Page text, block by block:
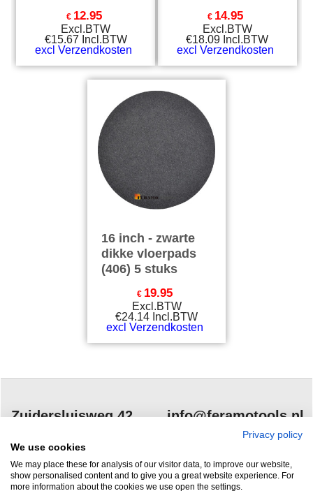
€ 12.95
Excl.BTW
€15.67 Incl.BTW
excl Verzendkosten
€ 14.95
Excl.BTW
€18.09 Incl.BTW
excl Verzendkosten
16 inch - zwarte
dikke vloerpads
(406) 5 stuks
€ 19.95
Excl.BTW
€24.14 Incl.BTW
excl Verzendkosten
Zuidersluisweg 42
8243 RC Lelystad
Nederland
info@feramotools.nl
Tel: +31(0)320
253161
Privacy policy
We use cookies
We may place these for analysis of our visitor data, to improve our website,
show personalised content and to give you a great website experience. For
more information about the cookies we use open the settings.